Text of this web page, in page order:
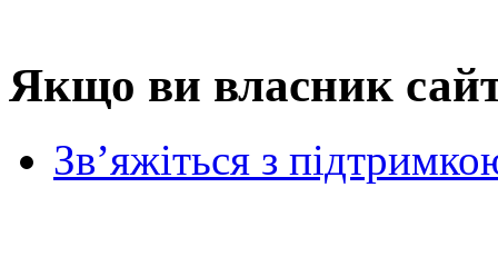
Якщо ви власник
Зв’яжіться з